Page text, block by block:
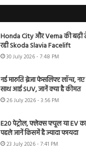
Honda City और Verna की बढ़ी
रही Skoda Slavia Facelift
30 July 2026 - 7:48 PM
नई मारुति ब्रेजा फेसलिफ्ट लॉन्च,
साथ आई SUV, जानें क्या है कीमत
26 July 2026 - 3:56 PM
E20 पेट्रोल, फ्लेक्स फ्यूल या EV
पहले जानें किसमें है ज्यादा फायदा
23 July 2026 - 7:41 PM